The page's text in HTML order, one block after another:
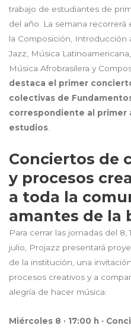
trabajo de estudiantes de
del año. La semana
la Composición,
Jazz, Música
Música Afrobrasilera y
destaca el primer
colectivas de
correspondiente al primer
estudios.
Conciertos de
y procesos
a toda la
amantes de la
Para cerrar las jornadas del 8,
julio, Projazz presentará
de la institución, una
procesos creativos y a
alegría de hacer música:
Miércoles 8 · 17:00 h ·